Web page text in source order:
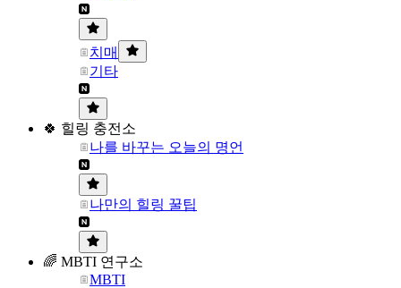
치매
기타
🍀 힐링 충전소
나를 바꾸는 오늘의 명언
나만의 힐링 꿀팁
🌈 MBTI 연구소
MBTI